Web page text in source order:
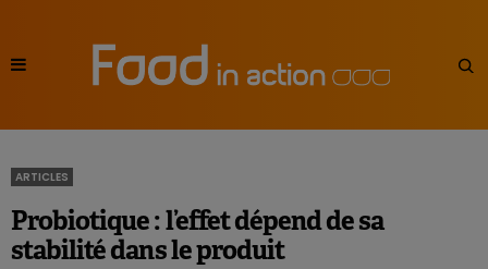
ARTICLES
Probiotique : l’effet dépend de sa
stabilité dans le produit